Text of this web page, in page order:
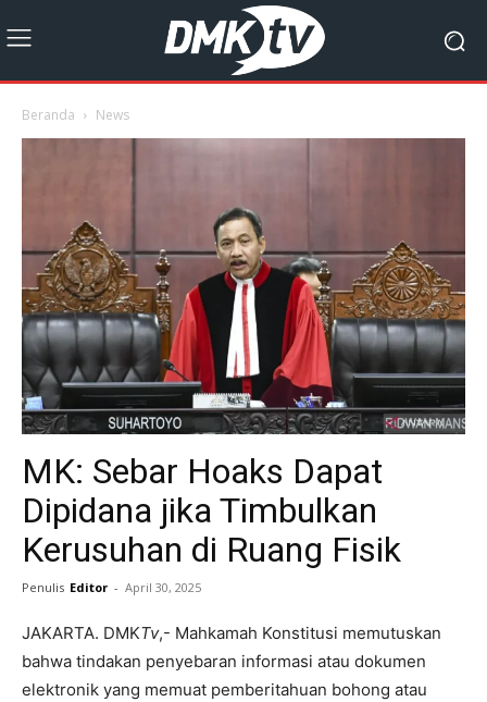
Beranda News
MK: Sebar Hoaks Dapat
Dipidana jika Timbulkan
Kerusuhan di Ruang Fisik
Penulis Editor - April 30, 2025
JAKARTA. DMKTv,- Mahkamah Konstitusi memutuskan
bahwa tindakan penyebaran informasi atau dokumen
elektronik yang memuat pemberitahuan bohong atau